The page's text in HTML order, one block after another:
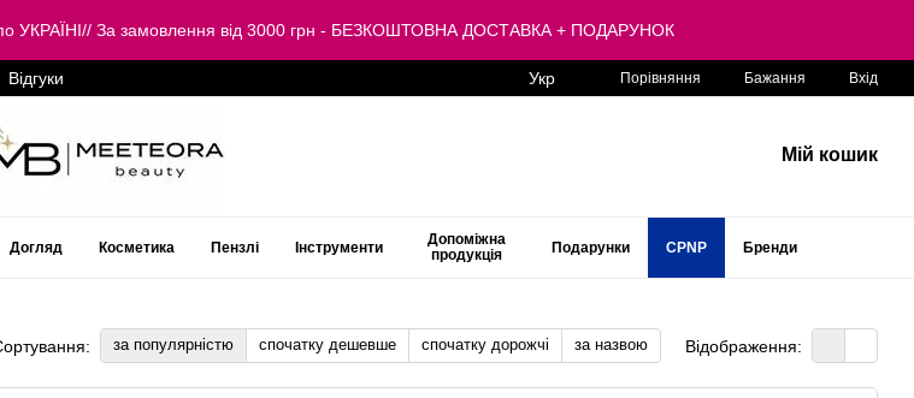
УКРАЇНІ// За замовлення від 3000 грн - БЕЗКОШТОВНА ДОСТАВКА + ПОДАРУНОК
Відгуки Укр Порівняння Бажання Вхід
Мій кошик
Догляд Косметика Пензлі Інструменти
Допоміжна
продукція
Подарунки CPNP Бренди
за популярністю спочатку дешевше спочатку дорожчі за назвою Відображення: